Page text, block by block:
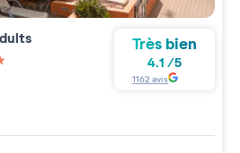
sur 5
Très bien
4.1 /5
1162 avis